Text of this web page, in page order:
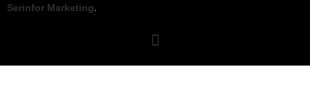
Serinfor Marketing.